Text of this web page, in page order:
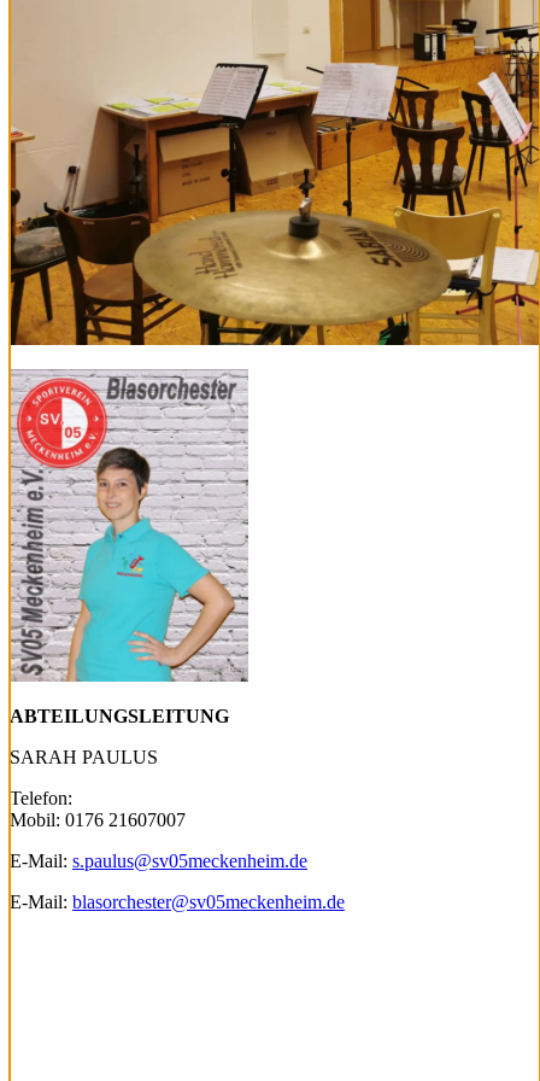
ABTEILUNGSLEITUNG
SARAH PAULUS
Telefon:
Mobil: 0176 21607007
E-Mail: s.paulus@sv05meckenheim.de
E-Mail: blasorchester@sv05meckenheim.de